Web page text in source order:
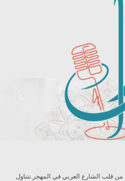
قلب الشارع العربي في المهجر.نتناول